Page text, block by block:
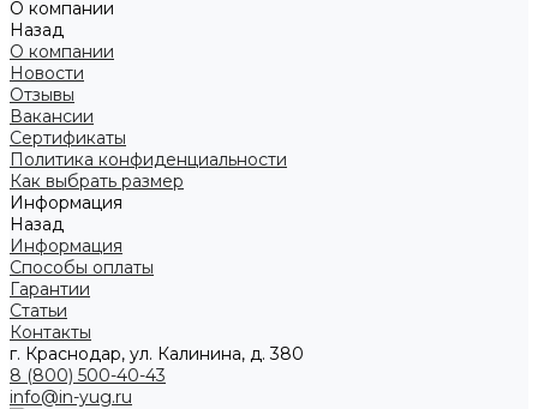
О компании
Назад
О компании
Новости
Отзывы
Вакансии
Сертификаты
Политика конфиденциальности
Как выбрать размер
Информация
Назад
Информация
Способы оплаты
Гарантии
Статьи
Контакты
г. Краснодар, ул. Калинина, д. 380
8 (800) 500-40-43
info@in-yug.ru